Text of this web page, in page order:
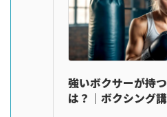
強いボクサーが持
は？｜ボクシング